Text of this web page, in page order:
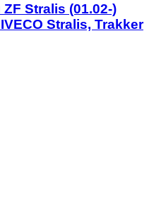
Stralis (01.02-)
Stralis, Trakker